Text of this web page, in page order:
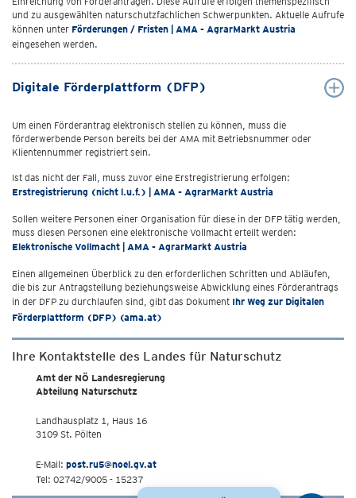
und zu ausgewählten naturschutzfachlichen Schwerpunkten. Aktuelle Aufrufe
können unter Förderungen / Fristen | AMA - AgrarMarkt Austria
eingesehen werden.
Digitale Förderplattform (DFP)
Um einen Förderantrag elektronisch stellen zu können, muss die
förderwerbende Person bereits bei der AMA mit Betriebsnummer oder
Klientennummer registriert sein.
Ist das nicht der Fall, muss zuvor eine Erstregistrierung erfolgen:
Erstregistrierung (nicht l.u.f.) | AMA - AgrarMarkt Austria
Sollen weitere Personen einer Organisation für diese in der DFP tätig werden,
muss diesen Personen eine elektronische Vollmacht erteilt werden:
Elektronische Vollmacht | AMA - AgrarMarkt Austria
Einen allgemeinen Überblick zu den erforderlichen Schritten und Abläufen,
die bis zur Antragstellung beziehungsweise Abwicklung eines Förderantrags
in der DFP zu durchlaufen sind, gibt das Dokument Ihr Weg zur Digitalen
Förderplattform (DFP) (ama.at)
Ihre Kontaktstelle des Landes für Naturschutz
Amt der NÖ Landesregierung
Abteilung Naturschutz
Landhausplatz 1, Haus 16
3109 St. Pölten
E-Mail: post.ru5@noel.gv.at
Tel: 02742/9005 - 15237